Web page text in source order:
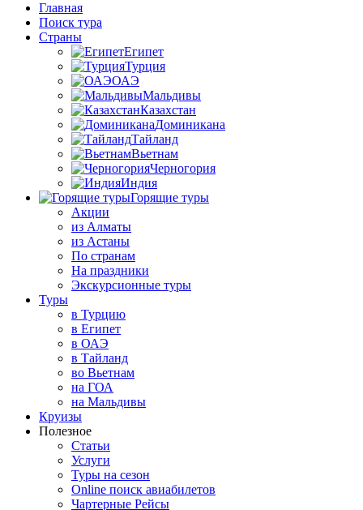
Главная
Поиск тура
Страны
Египет
Турция
ОАЭ
Мальдивы
Казахстан
Доминикана
Тайланд
Вьетнам
Черногория
Индия
Горящие туры
Акции
из Алматы
из Астаны
По странам
На праздники
Экскурсионные туры
Туры
в Турцию
в Египет
в ОАЭ
в Тайланд
во Вьетнам
на ГОА
на Мальдивы
Круизы
Полезное
Статьи
Услуги
Туры на сезон
Online поиск авиабилетов
Чартерные Рейсы